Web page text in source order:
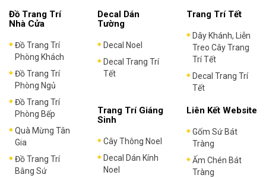
Đồ Trang Trí
Nhà Cửa
Đồ Trang Trí
Phòng Khách
Đồ Trang Trí
Phòng Ngủ
Đồ Trang Trí
Phòng Bếp
Quà Mừng Tân
Gia
Đồ Trang Trí
Bằng Sứ
Decal Dán
Tường
Decal Noel
Decal Trang Trí
Tết
Trang Trí Tết
Dây Khánh, Liễn
Treo Cây Trang
Trí Tết
Decal Trang Trí
Tết
Trang Trí Giáng
Sinh
Cây Thông Noel
Decal Dán Kính
Noel
Liên Kết Website
Gốm Sứ Bát
Tràng
Ấm Chén Bát
Tràng